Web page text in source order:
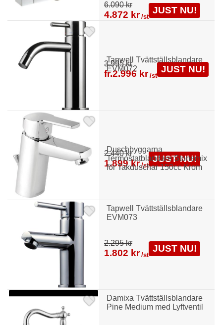
Tapwell Tvättställsblandare
EVM072
Duschbyggarna
Termostatblandare Stonemix
för Takduschar 150cc Krom
6.090 kr
4.872 kr /st
JUST NU!
Tapwell Tvättställsblandare
EVM073
3.995 kr
fr.2.996 kr /st
JUST NU!
Damixa Tvättställsblandare
Pine Medium med Lyftventil
2.440 kr
1.899 kr /st
JUST NU!
2.295 kr
1.802 kr /st
JUST NU!